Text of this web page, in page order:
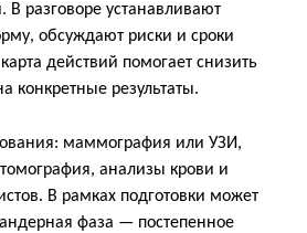
разговоре устанавливают
обсуждают риски и сроки
действий помогает снизить
конкретные результаты.
маммография или УЗИ,
анализы крови и
В рамках подготовки может
фаза — постепенное